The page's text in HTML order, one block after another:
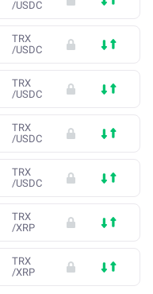
/USDC
TRX
/USDC
TRX
/USDC
TRX
/USDC
TRX
/USDC
TRX
/XRP
TRX
/XRP